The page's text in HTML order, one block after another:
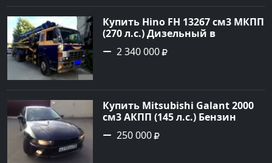
Авторынок23
Купить Hino FH 13267 см3 МКПП
(270 л.с.) Дизельный в
г.Краснодар: цвет Синий
Грузовые шасси 1992 года по
Авторынок23
2 340 000
Купить Mitsubishi Galant 2000
см3 АКПП (145 л.с.) Бензин
инжектор в Краснодар: цвет
черный Седан 2000 года по
250 000